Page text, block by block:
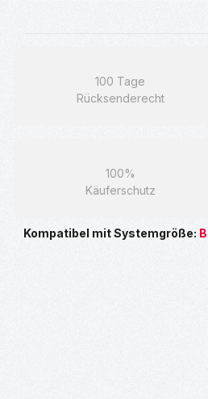
100 Tage
Rücksenderecht
100%
Käuferschutz
Kompatibel mit Systemgröße: B